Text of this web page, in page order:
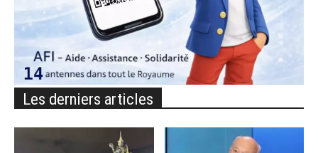
Les derniers articles